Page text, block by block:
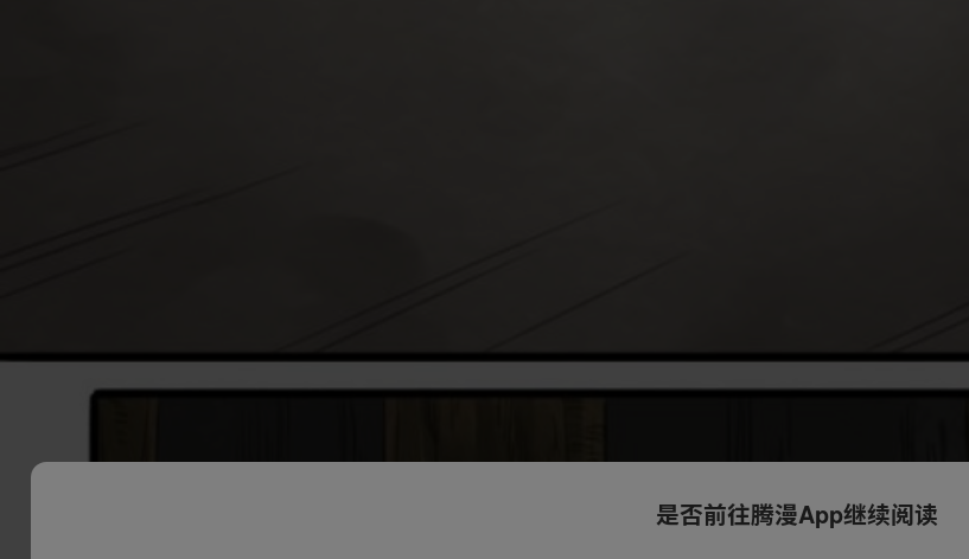
是否前往腾漫App继续阅读